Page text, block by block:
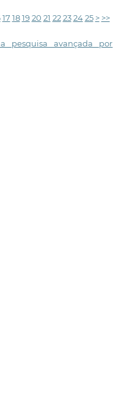
17 18 19 20 21 22 23 24 25 > >>
pesquisa avançada por